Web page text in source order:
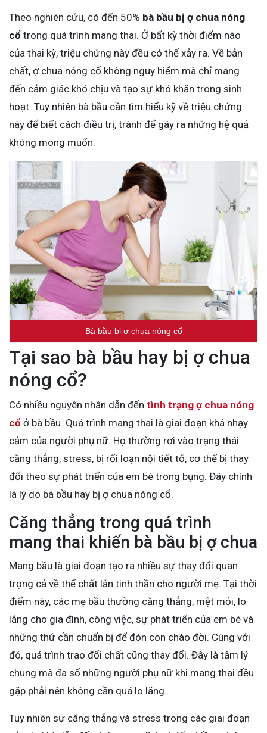
Theo nghiên cứu, có đến 50% bà bầu bị ợ chua nóng
cổ trong quá trình mang thai. Ở bất kỳ thời điểm nào
của thai kỳ, triệu chứng này đều có thể xảy ra. Về bản
chất, ợ chua nóng cổ không nguy hiểm mà chỉ mang
đến cảm giác khó chịu và tạo sự khó khăn trong sinh
hoạt. Tuy nhiên bà bầu cần tìm hiểu kỹ về triệu chứng
này để biết cách điều trị, tránh để gây ra những hệ quả
không mong muốn.
Bà bầu bị ợ chua nóng cổ
Tại sao bà bầu hay bị ợ chua
nóng cổ?
Có nhiều nguyên nhân dẫn đến tình trạng ợ chua nóng
cổ ở bà bầu. Quá trình mang thai là giai đoạn khá nhạy
cảm của người phụ nữ. Họ thường rơi vào trạng thái
căng thẳng, stress, bị rối loạn nội tiết tố, cơ thể bị thay
đổi theo sự phát triển của em bé trong bụng. Đây chính
là lý do bà bầu hay bị ợ chua nóng cổ.
Căng thẳng trong quá trình
mang thai khiến bà bầu bị ợ chua
Mang bầu là giai đoạn tạo ra nhiều sự thay đổi quan
trọng cả về thể chất lẫn tinh thần cho người mẹ. Tại thời
điểm này, các mẹ bầu thường căng thẳng, mệt mỏi, lo
lắng cho gia đình, công việc, sự phát triển của em bé và
những thứ cần chuẩn bị để đón con chào đời. Cùng với
đó, quá trình trao đổi chất cũng thay đổi. Đây là tâm lý
chung mà đa số những người phụ nữ khi mang thai đều
gặp phải nên không cần quá lo lắng.
Tuy nhiên sự căng thẳng và stress trong các giai đoạn